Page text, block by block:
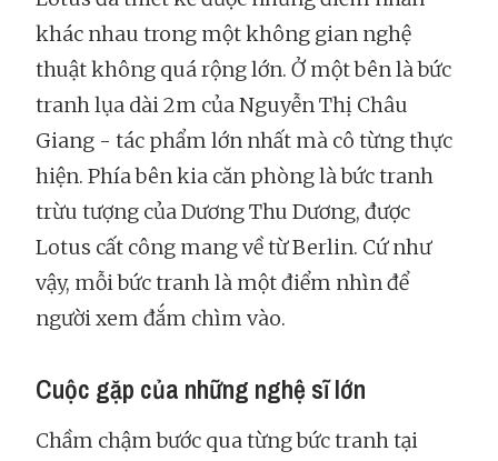
khác nhau trong một không gian nghệ
thuật không quá rộng lớn. Ở một bên là bức
tranh lụa dài 2m của Nguyễn Thị Châu
Giang - tác phẩm lớn nhất mà cô từng thực
hiện. Phía bên kia căn phòng là bức tranh
trừu tượng của Dương Thu Dương, được
Lotus cất công mang về từ Berlin. Cứ như
vậy, mỗi bức tranh là một điểm nhìn để
người xem đắm chìm vào.
Cuộc gặp của những nghệ sĩ lớn
Chầm chậm bước qua từng bức tranh tại